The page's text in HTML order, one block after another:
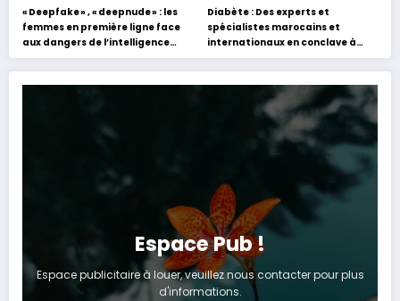
« Deepfake » , « deepnude » : les
femmes en première ligne face
aux dangers de l’intelligence
artificielle
Diabète : Des experts et
spécialistes marocains et
internationaux en conclave à
Tanger
Espace Pub !
Espace publicitaire à louer, veuillez nous contacter pour plus
d'informations.